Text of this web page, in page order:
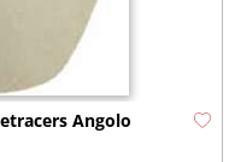
Angolo